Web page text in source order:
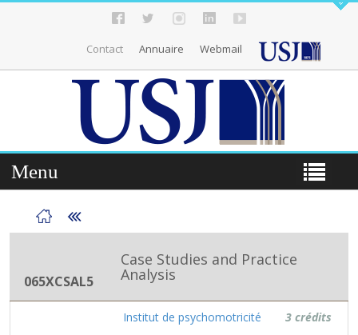
Contact Annuaire Webmail
Menu
065XCSAL5
Case Studies and Practice
Analysis
Institut de psychomotricité 3 crédits